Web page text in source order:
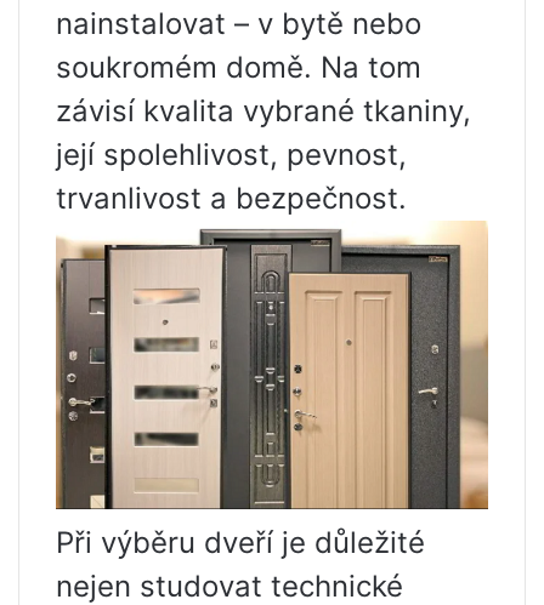
nainstalovat – v bytě nebo
soukromém domě. Na tom
závisí kvalita vybrané tkaniny,
její spolehlivost, pevnost,
trvanlivost a bezpečnost.
Při výběru dveří je důležité
nejen studovat technické